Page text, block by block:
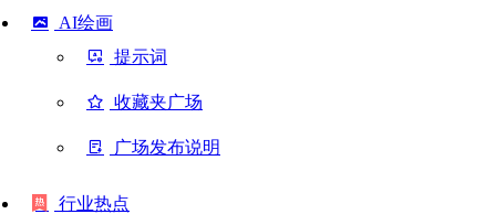
AI绘画
提示词
收藏夹广场
广场发布说明
行业热点